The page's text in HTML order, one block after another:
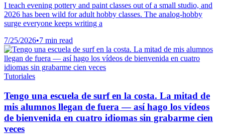
I teach evening pottery and paint classes out of a small studio, and
2026 has been wild for adult hobby classes. The analog-hobby
surge everyone keeps writing a
7/25/2026•7 min read
Tutoriales
Tengo una escuela de surf en la costa. La mitad de
mis alumnos llegan de fuera — así hago los vídeos
de bienvenida en cuatro idiomas sin grabarme cien
veces